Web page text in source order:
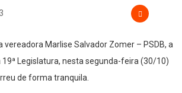
vereadora Marlise Salvador Zomer – PSDB, a
19ª Legislatura, nesta segunda-feira (30/10)
de forma tranquila.